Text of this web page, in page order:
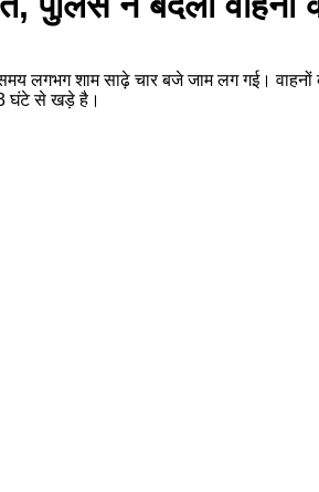
लगभग शाम साढ़े चार बजे जाम लग गई।
घंटे से खड़े है।